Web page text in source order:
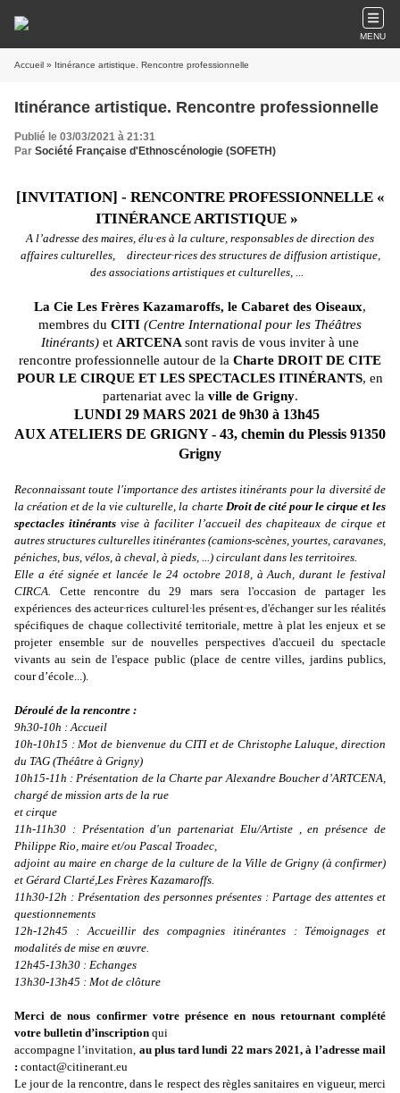
MENU
Accueil » Itinérance artistique. Rencontre professionnelle
Itinérance artistique. Rencontre professionnelle
Publié le 03/03/2021 à 21:31
Par Société Française d'Ethnoscénologie (SOFETH)
[INVITATION] - RENCONTRE PROFESSIONNELLE «
ITINÉRANCE ARTISTIQUE »
A l’adresse des maires, élu·es à la culture, responsables de direction des
affaires culturelles,
directeur·rices des structures de diffusion artistique,
des associations artistiques et culturelles, ...
La Cie Les Frères Kazamaroffs, le Cabaret des Oiseaux,
membres du CITI (Centre International pour les Théâtres
Itinérants) et ARTCENA sont ravis de vous inviter à une
rencontre professionnelle autour de la Charte DROIT DE CITE
POUR LE CIRQUE ET LES SPECTACLES ITINÉRANTS, en
partenariat avec la ville de Grigny.
LUNDI 29 MARS 2021 de 9h30 à 13h45
AUX ATELIERS DE GRIGNY - 43, chemin du Plessis 91350
Grigny
Reconnaissant toute l'importance des artistes itinérants pour la diversité de
la création et de la vie culturelle, la charte Droit de cité pour le cirque et les
spectacles itinérants vise à faciliter l’accueil des chapiteaux de cirque et
autres structures culturelles itinérantes (camions-scènes, yourtes, caravanes,
péniches, bus, vélos, à cheval, à pieds, ...) circulant dans les territoires.
Elle a été signée et lancée le 24 octobre 2018, à Auch, durant le festival
CIRCA. Cette rencontre du 29 mars sera l'occasion de partager les
expériences des acteur·rices culturel·les présent·es, d'échanger sur les réalités
spécifiques de chaque collectivité territoriale, mettre à plat les enjeux et se
projeter ensemble sur de nouvelles perspectives d'accueil du spectacle
vivants au sein de l'espace public (place de centre villes, jardins publics,
cour d’école...).
Déroulé de la rencontre :
9h30-10h : Accueil
10h-10h15 : Mot de bienvenue du CITI et de Christophe Laluque, direction
du TAG (Théâtre à Grigny)
10h15-11h : Présentation de la Charte par Alexandre Boucher d’ARTCENA,
chargé de mission arts de la rue
et cirque
11h-11h30 : Présentation d'un partenariat Elu/Artiste , en présence de
Philippe Rio, maire et/ou Pascal Troadec,
adjoint au maire en charge de la culture de la Ville de Grigny (à confirmer)
et Gérard Clarté,Les Frères Kazamaroffs.
11h30-12h : Présentation des personnes présentes : Partage des attentes et
questionnements
12h-12h45 : Accueillir des compagnies itinérantes : Témoignages et
modalités de mise en œuvre.
12h45-13h30 : Echanges
13h30-13h45 : Mot de clôture
Merci de nous confirmer votre présence en nous retournant complété
votre bulletin d’inscription qui
accompagne l’invitation, au plus tard lundi 22 mars 2021, à l’adresse mail
: contact@citinerant.eu
Le jour de la rencontre, dans le respect des règles sanitaires en vigueur, merci